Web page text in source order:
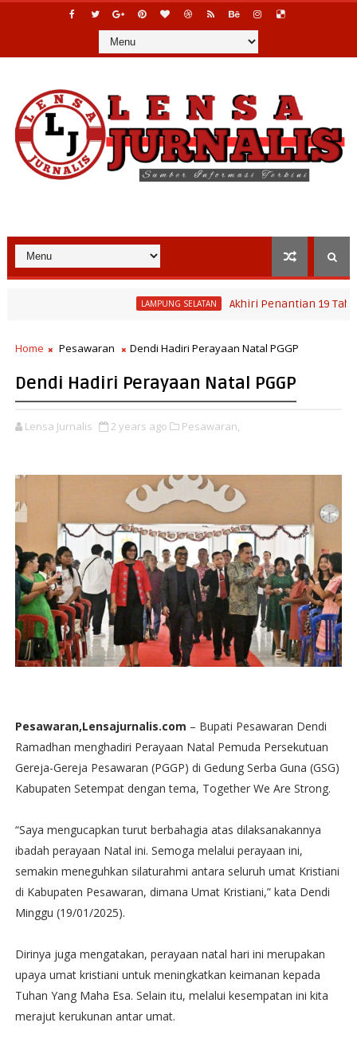
LAMPUNG SELATAN Akhiri Penantian 19 Tahun
Home Pesawaran Dendi Hadiri Perayaan Natal PGGP
Dendi Hadiri Perayaan Natal PGGP
Lensa Jurnalis 2 years ago Pesawaran,
Pesawaran,Lensajurnalis.com – Bupati Pesawaran Dendi
Ramadhan menghadiri Perayaan Natal Pemuda Persekutuan
Gereja-Gereja Pesawaran (PGGP) di Gedung Serba Guna (GSG)
Kabupaten Setempat dengan tema, Together We Are Strong.
“Saya mengucapkan turut berbahagia atas dilaksanakannya
ibadah perayaan Natal ini. Semoga melalui perayaan ini,
semakin meneguhkan silaturahmi antara seluruh umat Kristiani
di Kabupaten Pesawaran, dimana Umat Kristiani,” kata Dendi
Minggu (19/01/2025).
Dirinya juga mengatakan, perayaan natal hari ini merupakan
upaya umat kristiani untuk meningkatkan keimanan kepada
Tuhan Yang Maha Esa. Selain itu, melalui kesempatan ini kita
merajut kerukunan antar umat.